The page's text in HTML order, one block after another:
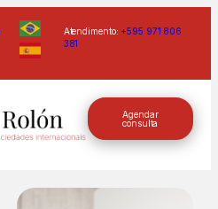
Atendimento: +595 971 806
381
Agendar
consulta